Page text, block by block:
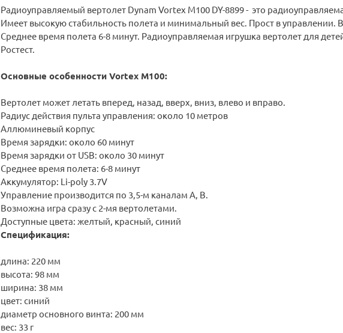
Радиоуправляемый вертолет Dynam Vortex M100 DY-8899 - это
Имеет высокую стабильность полета и минимальный вес. Прост в управлении.
Среднее время полета 6-8 минут. Радиоуправляемая игрушка вертолет для
Ростест.
Основные особенности Vortex M100:
Вертолет может летать вперед, назад, вверх, вниз, влево и вправо.
Радиус действия пульта управления: около 10 метров
Аллюминевый корпус
Время зарядки: около 60 минут
Время зарядки от USB: около 30 минут
Среднее время полета: 6-8 минут
Аккумулятор: Li-poly 3.7V
Управление производится по 3,5-м каналам A, B.
Возможна игра сразу с 2-мя вертолетами.
Доступные цвета: желтый, красный, синий
Спецификация:
длина: 220 мм
высота: 98 мм
ширина: 38 мм
цвет: синий
диаметр основного винта: 200 мм
вес: 33 г